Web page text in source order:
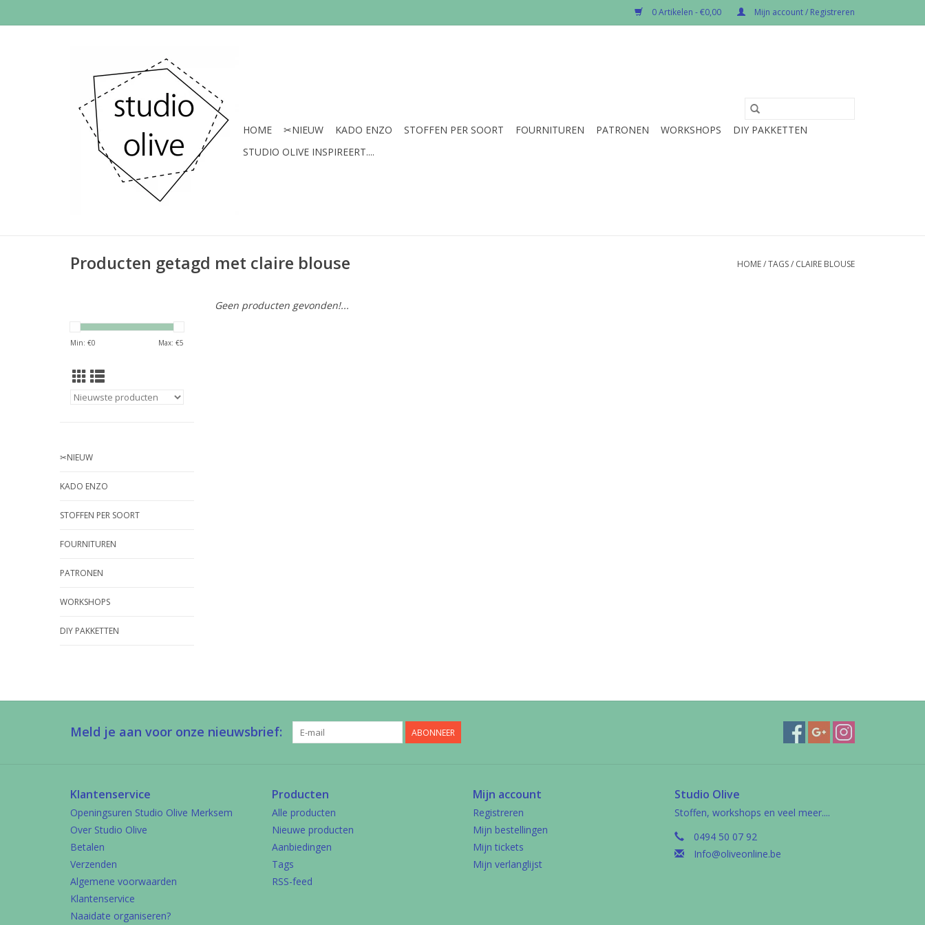
0 Artikelen - €0,00 Mijn account / Registreren
HOME ✂︎NIEUW KADO ENZO STOFFEN PER SOORT FOURNITUREN PATRONEN WORKSHOPS
DIY PAKKETTEN
STUDIO OLIVE INSPIREERT....
Producten getagd met claire blouse HOME/TAGS/ CLAIRE BLOUSE
Min: €0 Max: €5
✂︎NIEUW
KADO ENZO
STOFFEN PER SOORT
FOURNITUREN
PATRONEN
WORKSHOPS
DIY PAKKETTEN
Geen producten gevonden!...
Meld je aan voor onze nieuwsbrief: ABONNEER
Klantenservice
Openingsuren Studio Olive Merksem
Over Studio Olive
Betalen
Verzenden
Algemene voorwaarden
Klantenservice
Naaidate organiseren?
Producten
Alle producten
Nieuwe producten
Aanbiedingen
Tags
RSS-feed
Mijn account
Registreren
Mijn bestellingen
Mijn tickets
Mijn verlanglijst
Studio Olive
Stoffen, workshops en veel meer....
0494 50 07 92
Info@oliveonline.be